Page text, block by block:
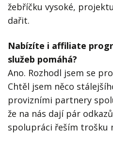
žebříčku vysoké,
dařit.
Nabízíte i affiliate
služeb pomáhá?
Ano. Rozhodl jsem se
Chtěl jsem něco
provizními partnery
že na nás dají pár
spolupráci řeším trošku